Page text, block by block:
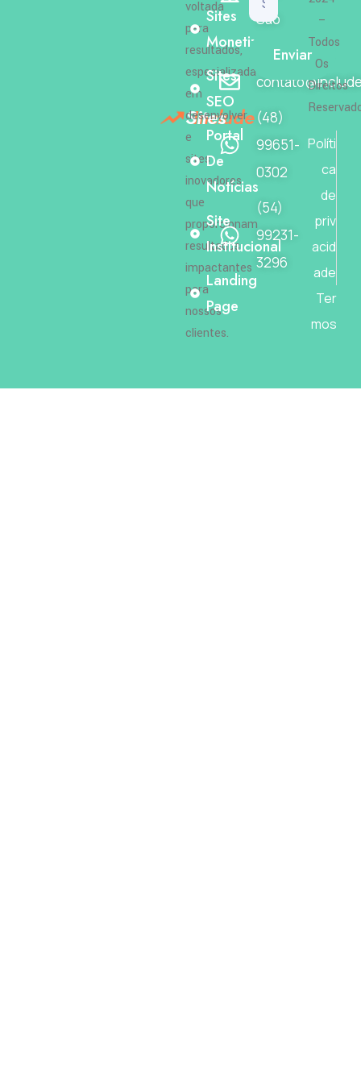
Include
Sites
voltada
para
resultados,
especializada
em
desenvolver
e
sites
inovadores
que
proporcionam
resultados
impactantes
para
nossos
clientes.
Sites
Monetização
Sites
SEO
Portal
De
Notícias
Site
Institucional
Landing
Page
São
José-SC
(48)
99651-
0302
(54)
99231-
3296
Enviar
–
Todos
Os
Direitos
Políti
ca
de
priv
acid
ade
Ter
mos